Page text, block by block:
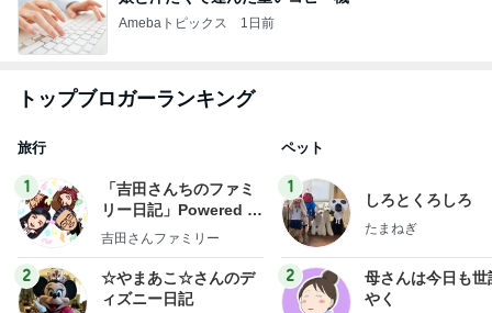
Amebaトピックス 1日前
トップブロガーランキング
旅行
1
「吉田さんちのファミ
リー日記」Powered b
y Ameba 吉田さんファ
ログ
吉田さんファミリー
2
☆やまあこ☆さんのデ
ィズニー日記
ペット
1
しろとくろしろ
たまねぎ
2
母さんは今日も世
やく